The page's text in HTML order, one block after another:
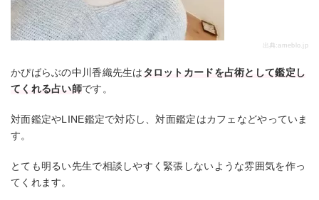
出典:ameblo.jp
かぴばらぶの中川香織先生はタロットカードを占術として鑑定し
てくれる占い師です。
対面鑑定やLINE鑑定で対応し、対面鑑定はカフェなどやっていま
す。
とても明るい先生で相談しやすく緊張しないような雰囲気を作っ
てくれます。